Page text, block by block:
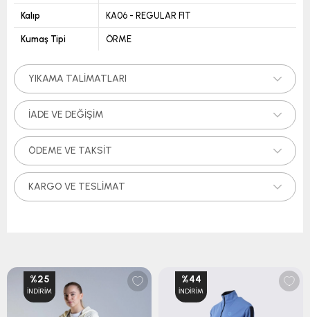
Kalıp KA06 - REGULAR FIT
Kumaş Tipi ÖRME
YIKAMA TALIMATLARI
İADE VE DEĞIŞIM
ÖDEME VE TAKSIT
KARGO VE TESLIMAT
%25
İNDIRIM
%44
İNDIRIM